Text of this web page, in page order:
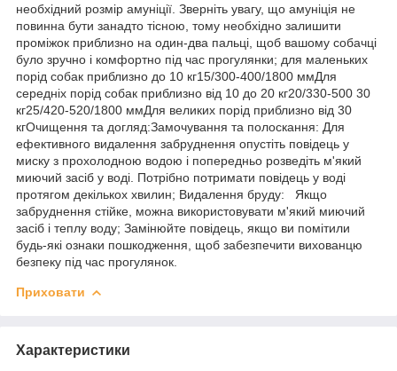
необхідний розмір амуніції. Зверніть увагу, що амуніція не
повинна бути занадто тісною, тому необхідно залишити
проміжок приблизно на один-два пальці, щоб вашому собачці
було зручно і комфортно під час прогулянки; для маленьких
порід собак приблизно до 10 кг15/300-400/1800 ммДля
середніх порід собак приблизно від 10 до 20 кг20/330-500 30
кг25/420-520/1800 ммДля великих порід приблизно від 30
кгОчищення та догляд:Замочування та полоскання: Для
ефективного видалення забруднення опустіть повідець у
миску з прохолодною водою і попередньо розведіть м'який
миючий засіб у воді. Потрібно потримати повідець у воді
протягом декількох хвилин; Видалення бруду: Якщо
забруднення стійке, можна використовувати м'який миючий
засіб і теплу воду; Замінюйте повідець, якщо ви помітили
будь-які ознаки пошкодження, щоб забезпечити вихованцю
безпеку під час прогулянок.
Приховати
Характеристики